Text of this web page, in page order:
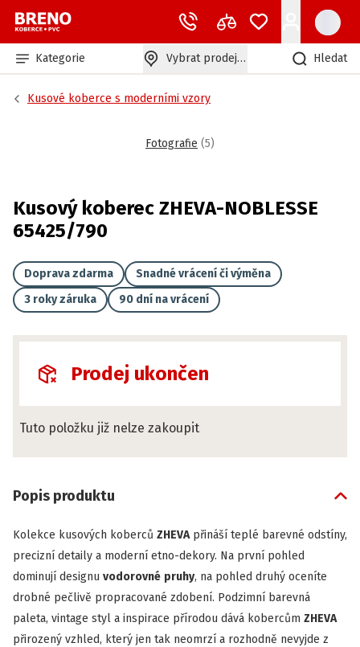
Kategorie Vybrat prodejnu Hledat
Kusové koberce s moderními vzory
Fotografie (5)
Kusový koberec ZHEVA-NOBLESSE
65425/790
Doprava zdarma
Snadné vrácení či výměna
3 roky záruka
90 dní na vrácení
Prodej ukončen
Tuto položku již nelze zakoupit
Popis produktu
Kolekce kusových koberců ZHEVApřináší teplé barevné odstíny,
precizní detaily a moderní etno-dekory. Na první pohled
dominují designu vodorovné pruhy, na pohled druhý oceníte
drobné pečlivě propracované zdobení. Podzimní barevná
paleta, vintage styl a inspirace přírodou dává kobercům ZHEVA
přirozený vzhled, který jen tak neomrzí a rozhodně nevyjde z